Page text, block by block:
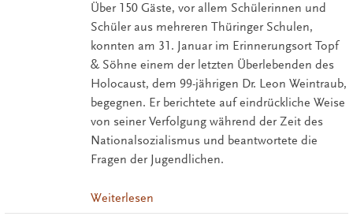
Über 150 Gäste, vor allem Schülerinnen und
Schüler aus mehreren Thüringer Schulen,
konnten am 31. Januar im Erinnerungsort Topf
& Söhne einem der letzten Überlebenden des
Holocaust, dem 99-jährigen Dr. Leon Weintraub,
begegnen. Er berichtete auf eindrückliche Weise
von seiner Verfolgung während der Zeit des
Nationalsozialismus und beantwortete die
Fragen der Jugendlichen.
Weiterlesen